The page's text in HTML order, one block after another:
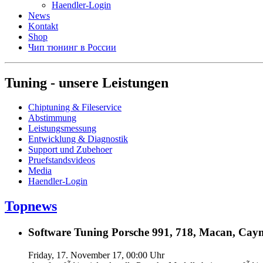
Haendler-Login
News
Kontakt
Shop
Чип тюнинг в России
Tuning - unsere Leistungen
Chiptuning & Fileservice
Abstimmung
Leistungsmessung
Entwicklung & Diagnostik
Support und Zubehoer
Pruefstandsvideos
Media
Haendler-Login
Topnews
Software Tuning Porsche 991, 718, Macan,
Friday, 17. November 17, 00:00 Uhr